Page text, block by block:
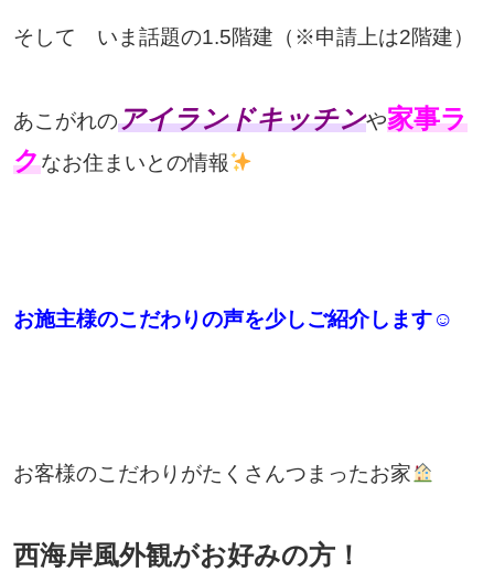
そして いま話題の1.5階建（※申請上は2階建）
あこがれのアイランドキッチンや家事ラ
クなお住まいとの情報
お施主様のこだわりの声を少しご紹介します☺
お客様のこだわりがたくさんつまったお家
西海岸風外観がお好みの方！